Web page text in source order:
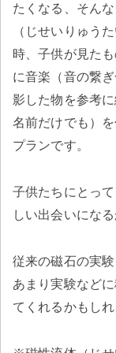
たくなる、そん
（じせいりゅう
時、子供が見た
に音楽（音の繋
影した物を参考
名前だけでも）
プランです。
子供たちにとっ
しい出会いにな
従来の磁石の実
あまり実験など
てくれるかもしれ